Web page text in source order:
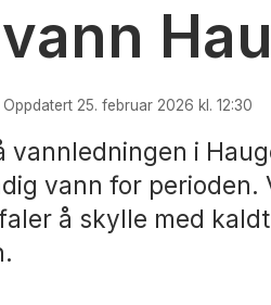
25. februar 2026 kl. 12:30
vannledningen i
vann for
å skylle med